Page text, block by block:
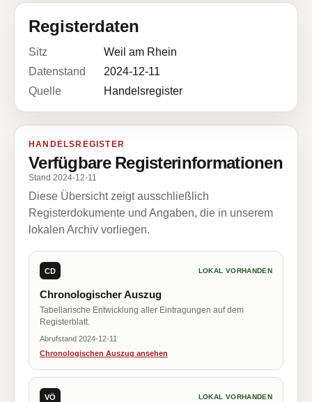
Registerdaten
Sitz
Weil am Rhein
Datenstand
2024-12-11
Quelle
Handelsregister
HANDELSREGISTER
Verfügbare Registerinformationen
Stand 2024-12-11
Diese Übersicht zeigt ausschließlich
Registerdokumente und Angaben, die in unserem
lokalen Archiv vorliegen.
CD LOKAL VORHANDEN
Chronologischer Auszug
Tabellarische Entwicklung aller Eintragungen auf dem
Registerblatt.
Abrufstand 2024-12-11
Chronologischen Auszug ansehen
VÖ LOKAL VORHANDEN